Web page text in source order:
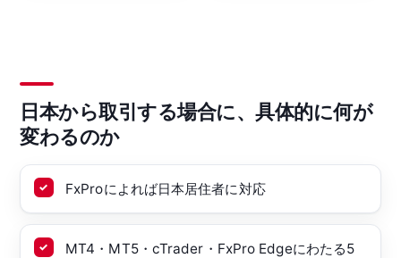
日本から取引する場合に、具体的に何が
変わるのか
FxProによれば日本居住者に対応
MT4・MT5・cTrader・FxPro Edgeにわたる5